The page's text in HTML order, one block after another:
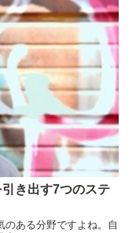
き出す7つのステ
のある分野ですよね。自